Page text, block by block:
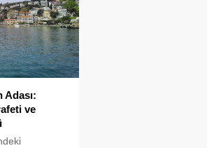
Adası:
ve